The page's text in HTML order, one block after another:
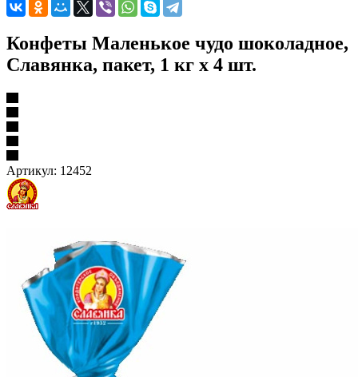
Конфеты Маленькое чудо шоколадное,
Славянка, пакет, 1 кг х 4 шт.
Артикул: 12452